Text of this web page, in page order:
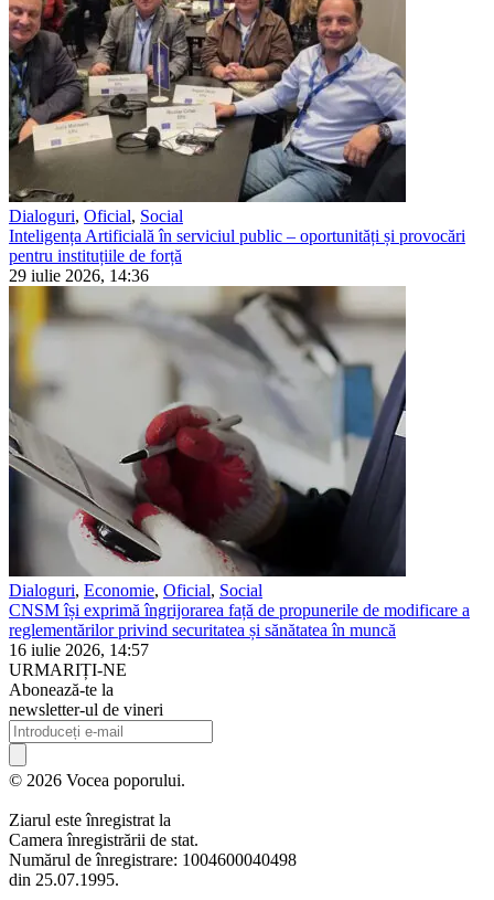
Dialoguri, Oficial, Social
Inteligența Artificială în serviciul public – oportunități și provocări
pentru instituțiile de forță
29 iulie 2026, 14:36
Dialoguri, Economie, Oficial, Social
CNSM își exprimă îngrijorarea față de propunerile de modificare a
reglementărilor privind securitatea și sănătatea în muncă
16 iulie 2026, 14:57
URMARIȚI-NE
Abonează-te la
newsletter-ul de vineri
© 2026 Vocea poporului.
Ziarul este înregistrat la
Camera înregistrării de stat.
Numărul de înregistrare: 1004600040498
din 25.07.1995.